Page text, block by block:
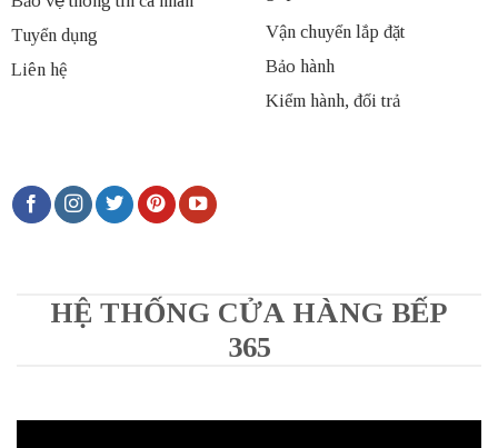
Tuyển dụng
Liên hệ
Vận chuyển lắp đặt
Bảo hành
Kiểm hành, đổi trả
HỆ THỐNG CỬA HÀNG BẾP
365